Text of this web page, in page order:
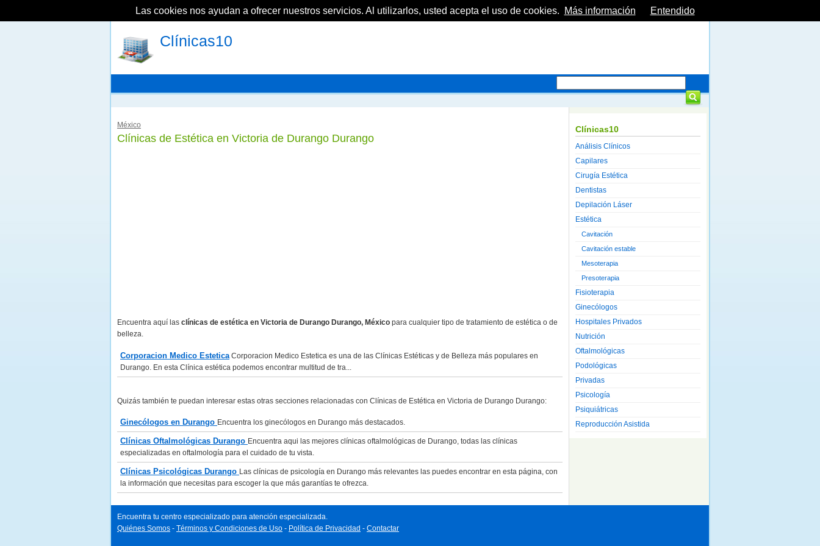
Clínicas10
México
Clínicas de Estética en Victoria de Durango Durango
Encuentra aquí las clínicas de estética en Victoria de Durango Durango, México para cualquier tipo de tratamiento de estética o de
belleza.
Corporacion Medico EsteticaCorporacion Medico Estetica es una de las Clínicas Estéticas y de Belleza más populares en
Durango. En esta Clínica estética podemos encontrar multitud de tra...
Quizás también te puedan interesar estas otras secciones relacionadas con Clínicas de Estética en Victoria de Durango Durango:
Ginecólogos en Durango Encuentra los ginecólogos en Durango más destacados.
Clínicas Oftalmológicas Durango Encuentra aqui las mejores clínicas oftalmológicas de Durango, todas las clínicas
especializadas en oftalmología para el cuidado de tu vista.
Clínicas Psicológicas Durango Las clínicas de psicología en Durango más relevantes las puedes encontrar en esta página, con
la información que necesitas para escoger la que más garantías te ofrezca.
Clínicas10
Análisis Clínicos
Capilares
Cirugía Estética
Dentistas
Depilación Láser
Estética
Cavitación
Cavitación estable
Mesoterapia
Presoterapia
Fisioterapia
Ginecólogos
Hospitales Privados
Nutrición
Oftalmológicas
Podológicas
Privadas
Psicología
Psiquiátricas
Reproducción Asistida
Encuentra tu centro especializado para atención especializada.
Quiénes Somos - Términos y Condiciones de Uso - Política de Privacidad - Contactar
Las cookies nos ayudan a ofrecer nuestros servicios. Al utilizarlos, usted acepta el uso de cookies. Más información Entendido